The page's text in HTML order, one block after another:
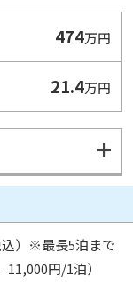
474万円
21.4万円
）※最長5泊まで
円/1泊）